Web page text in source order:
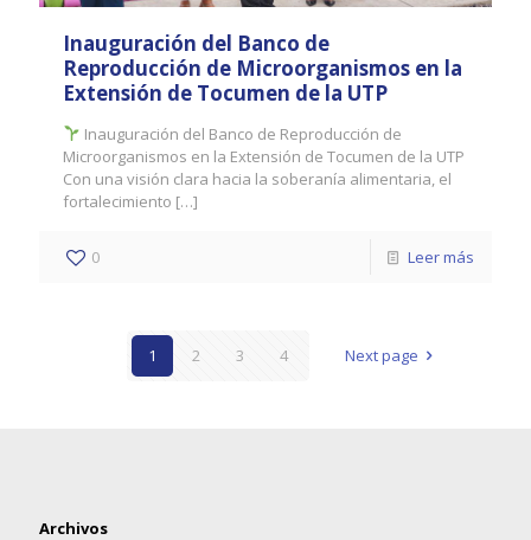
Inauguración del Banco de
Reproducción de Microorganismos en la
Extensión de Tocumen de la UTP
Inauguración del Banco de Reproducción de
Microorganismos en la Extensión de Tocumen de la UTP
Con una visión clara hacia la soberanía alimentaria, el
fortalecimiento […]
0 Leer más
1 2 3 4 Next page
Archivos